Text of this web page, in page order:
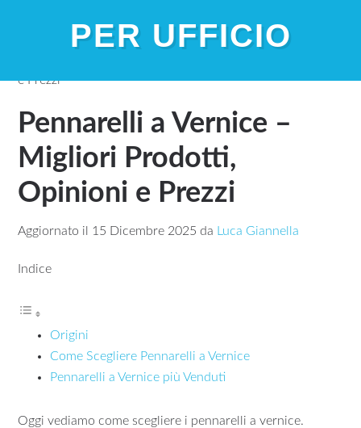
PER UFFICIO
e Prezzi
Pennarelli a Vernice –
Migliori Prodotti,
Opinioni e Prezzi
Aggiornato il 15 Dicembre 2025 da Luca Giannella
Indice
Origini
Come Scegliere Pennarelli a Vernice
Pennarelli a Vernice più Venduti
Oggi vediamo come scegliere i pennarelli a vernice.